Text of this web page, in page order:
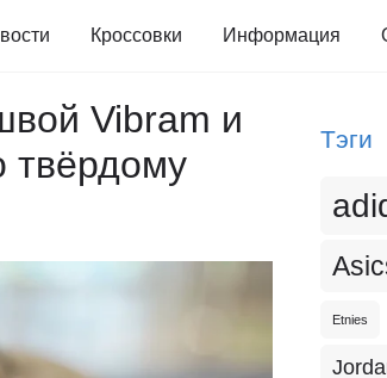
Кроссовки Информация
Vibram и
твёрдому
Тэги
Etnies